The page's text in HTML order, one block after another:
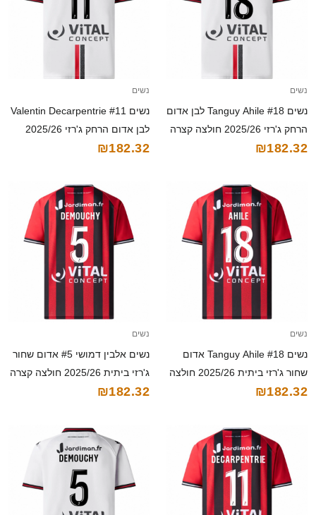
נשים
נשים Tanguy Ahile #18 לבן אדום
הרחק ג'רזי 2025/26 חולצה קצרה
₪182.32
נשים
נשים Valentin Decarpentrie #11
לבן אדום הרחק ג'רזי 2025/26
חולצה קצרה
₪182.32
נשים
נשים Tanguy Ahile #18 אדום
שחור ג'רזי ביתית 2025/26 חולצה
קצרה
₪182.32
נשים
נשים אלבין דמושי #5 אדום שחור
ג'רזי ביתית 2025/26 חולצה קצרה
₪182.32